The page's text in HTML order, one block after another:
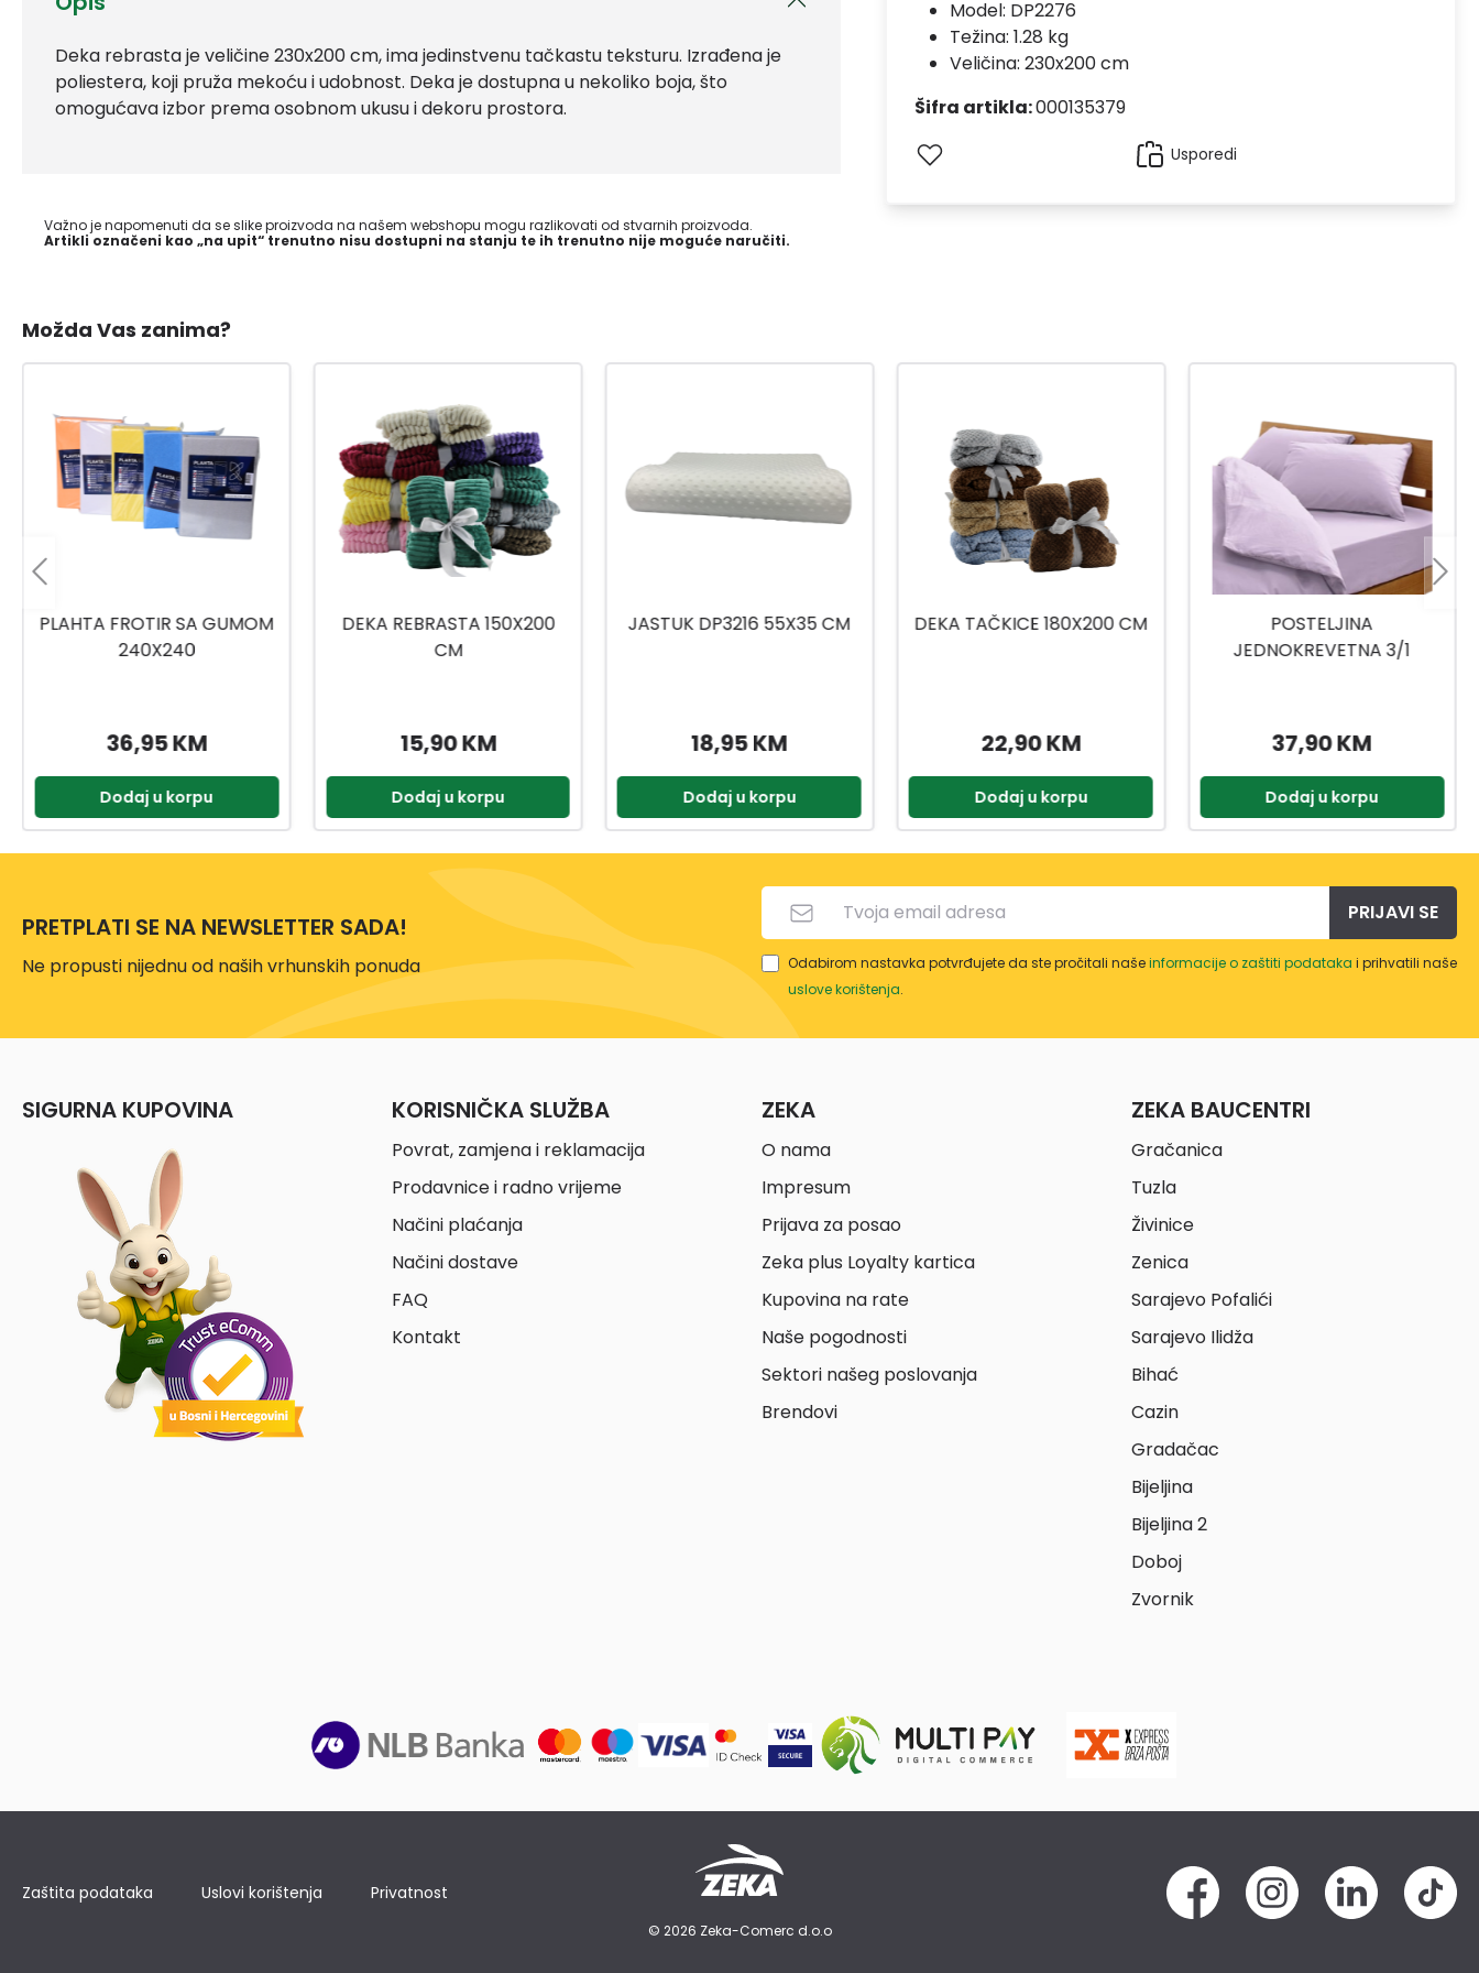
Deka rebrasta je veličine 230x200 cm, ima jedinstvenu tačkastu teksturu. Izrađena je
poliestera, koji pruža mekoću i udobnost. Deka je dostupna u nekoliko boja, što
omogućava izbor prema osobnom ukusu i dekoru prostora.
Važno je napomenuti da se slike proizvoda na našem webshopu mogu razlikovati od stvarnih proizvoda.
Artikli označeni kao „na upit“ trenutno nisu dostupni na stanju te ih trenutno nije moguće naručiti.
Model: DP2276
Težina: 1.28 kg
Veličina: 230x200 cm
Šifra artikla:000135379
Usporedi
Možda Vas zanima?
DEKA REBRASTA 150X200
CM
15,90 KM
Dodaj u korpu
JASTUK DP3216 55X35 CM
18,95 KM
Dodaj u korpu
DEKA TAČKICE 180X200 CM
22,90 KM
Dodaj u korpu
POSTELJINA
37,90 KM
Dodaj u korpu
KANETEX JASTUK CLIMA
CONTROL 50X70 CM
31,29 KM
Dodaj u korpu
PRETPLATI SE NA NEWSLETTER SADA!
Ne propusti nijednu od naših vrhunskih ponuda
PRIJAVI SE
Odabirom nastavka potvrđujete da ste pročitali našeinformacije o zaštiti podataka i prihvatili naše
uslove korištenja.
SIGURNA KUPOVINA KORISNIČKA SLUŽBA
Povrat, zamjena i reklamacija
Prodavnice i radno vrijeme
Načini plaćanja
Načini dostave
FAQ
Kontakt
ZEKA
O nama
Impresum
Prijava za posao
Zeka plus Loyalty kartica
Kupovina na rate
Naše pogodnosti
Sektori našeg poslovanja
Brendovi
ZEKA BAUCENTRI
Gračanica
Tuzla
Živinice
Zenica
Sarajevo Pofalići
Sarajevo Ilidža
Bihać
Cazin
Gradačac
Bijeljina
Bijeljina 2
Doboj
Zvornik
Zaštita podataka Uslovi korištenja Privatnost
© 2026 Zeka-Comerc d.o.o